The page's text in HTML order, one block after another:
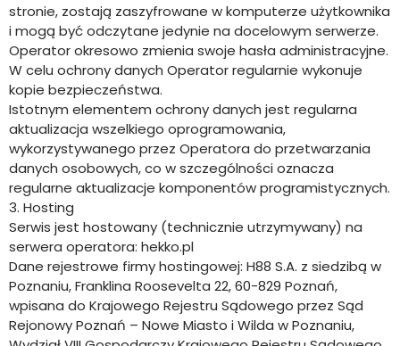
stronie, zostają zaszyfrowane w komputerze użytkownika
i mogą być odczytane jedynie na docelowym serwerze.
Operator okresowo zmienia swoje hasła administracyjne.
W celu ochrony danych Operator regularnie wykonuje
kopie bezpieczeństwa.
Istotnym elementem ochrony danych jest regularna
aktualizacja wszelkiego oprogramowania,
wykorzystywanego przez Operatora do przetwarzania
danych osobowych, co w szczególności oznacza
regularne aktualizacje komponentów programistycznych.
3. Hosting
Serwis jest hostowany (technicznie utrzymywany) na
serwera operatora: hekko.pl
Dane rejestrowe firmy hostingowej: H88 S.A. z siedzibą w
Poznaniu, Franklina Roosevelta 22, 60-829 Poznań,
wpisana do Krajowego Rejestru Sądowego przez Sąd
Rejonowy Poznań – Nowe Miasto i Wilda w Poznaniu,